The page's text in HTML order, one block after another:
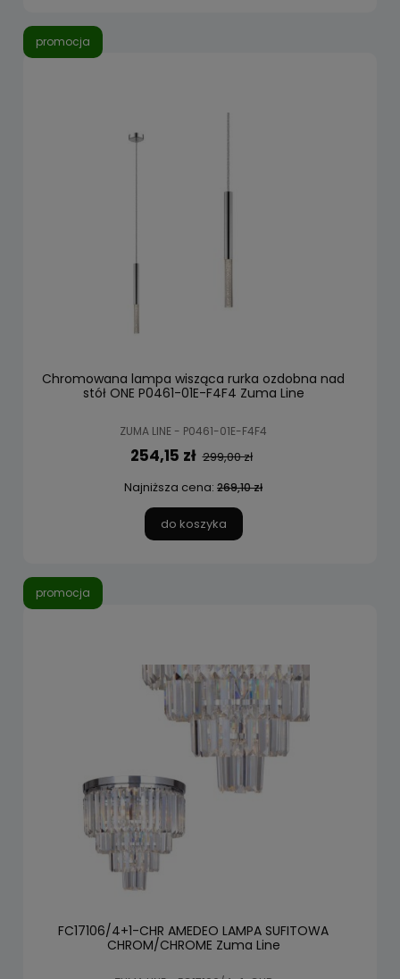
Chromowana lampa wisząca rurka ozdobna nad
stół ONE P0461-01E-F4F4 Zuma Line
ZUMA LINE - P0461-01E-F4F4
254,15 zł 299,00 zł
Najniższa cena: 269,10 zł
do koszyka
promocja
FC17106/4+1-CHR AMEDEO LAMPA SUFITOWA
CHROM/CHROME Zuma Line
promocja